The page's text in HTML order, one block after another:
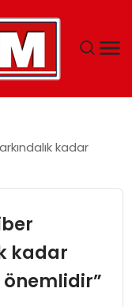
kadar
kadar